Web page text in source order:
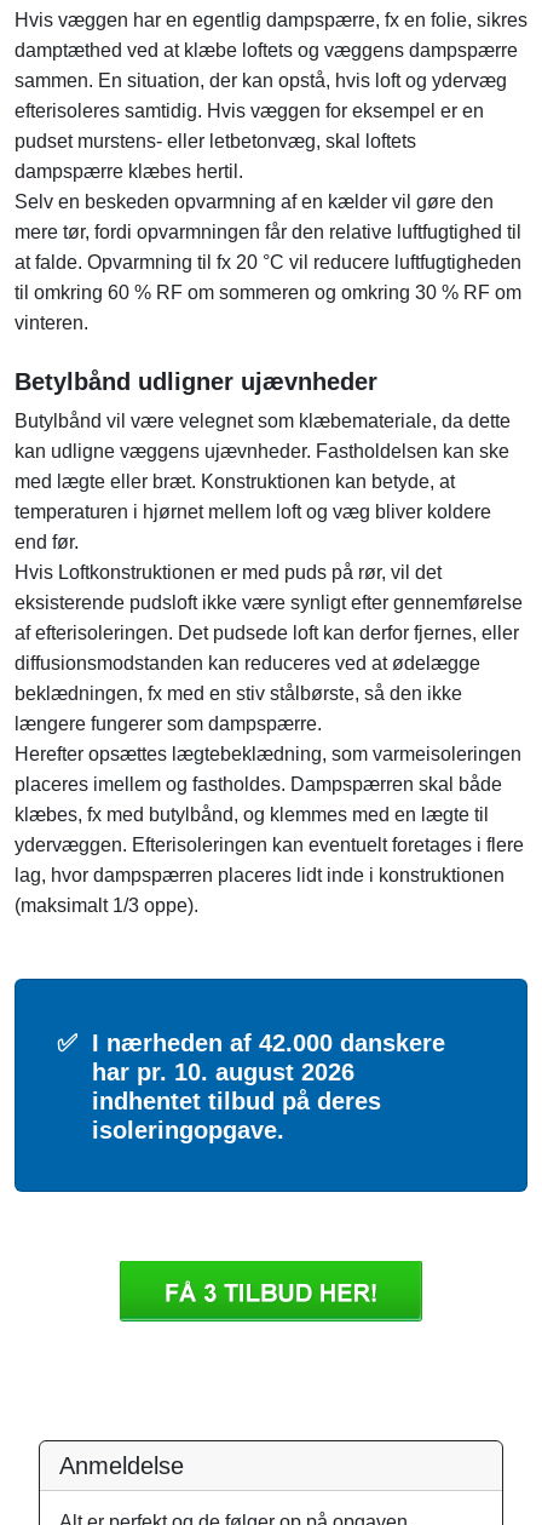
Hvis væggen har en egentlig dampspærre, fx en folie, sikres
damptæthed ved at klæbe loftets og væggens dampspærre
sammen. En situation, der kan opstå, hvis loft og ydervæg
efterisoleres samtidig. Hvis væggen for eksempel er en
pudset murstens- eller letbetonvæg, skal loftets
dampspærre klæbes hertil.
Selv en beskeden opvarmning af en kælder vil gøre den
mere tør, fordi opvarmningen får den relative luftfugtighed til
at falde. Opvarmning til fx 20 °C vil reducere luftfugtigheden
til omkring 60 % RF om sommeren og omkring 30 % RF om
vinteren.
Betylbånd udligner ujævnheder
Butylbånd vil være velegnet som klæbemateriale, da dette
kan udligne væggens ujævnheder. Fastholdelsen kan ske
med lægte eller bræt. Konstruktionen kan betyde, at
temperaturen i hjørnet mellem loft og væg bliver koldere
end før.
Hvis Loftkonstruktionen er med puds på rør, vil det
eksisterende pudsloft ikke være synligt efter gennemførelse
af efterisoleringen. Det pudsede loft kan derfor fjernes, eller
diffusionsmodstanden kan reduceres ved at ødelægge
beklædningen, fx med en stiv stålbørste, så den ikke
længere fungerer som dampspærre.
Herefter opsættes lægtebeklædning, som varmeisoleringen
placeres imellem og fastholdes. Dampspærren skal både
klæbes, fx med butylbånd, og klemmes med en lægte til
ydervæggen. Efterisoleringen kan eventuelt foretages i flere
lag, hvor dampspærren placeres lidt inde i konstruktionen
(maksimalt 1/3 oppe).
✅ I nærheden af 42.000 danskere
har pr. 10. august 2026
indhentet tilbud på deres
isoleringopgave.
Anmeldelse